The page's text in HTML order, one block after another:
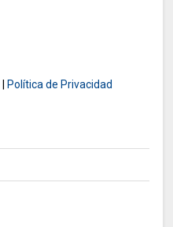
Política de Privacidad